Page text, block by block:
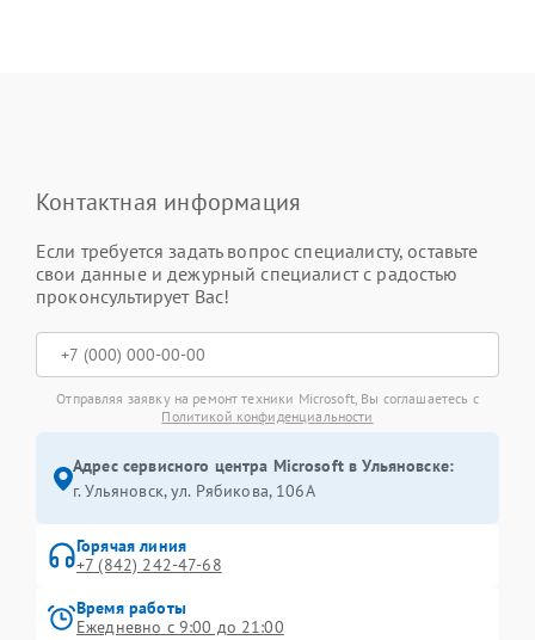
Контактная информация
Если требуется задать вопрос специалисту, оставьте
свои данные и дежурный специалист с радостью
проконсультирует Вас!
Отправляя заявку на ремонт техники Microsoft, Вы соглашаетесь с
Политикой конфиденциальности
Адрес сервисного центра Microsoft в Ульяновске:
г. Ульяновск, ул. Рябикова, 106А
Горячая линия
+7 (842) 242-47-68
Время работы
Ежедневно с 9:00 до 21:00